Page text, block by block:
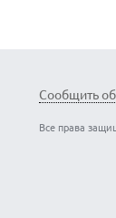
Сообщить
Все права